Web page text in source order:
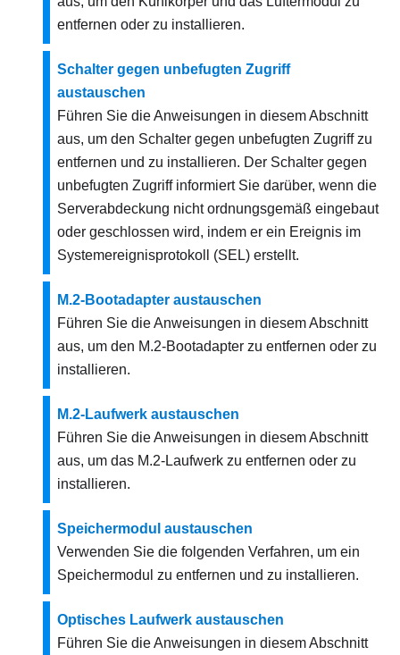
entfernen oder zu installieren.
Schalter gegen unbefugten Zugriff
austauschen
Führen Sie die Anweisungen in diesem Abschnitt
aus, um den Schalter gegen unbefugten Zugriff zu
entfernen und zu installieren. Der Schalter gegen
unbefugten Zugriff informiert Sie darüber, wenn die
Serverabdeckung nicht ordnungsgemäß eingebaut
oder geschlossen wird, indem er ein Ereignis im
Systemereignisprotokoll (SEL) erstellt.
M.2-Bootadapter austauschen
Führen Sie die Anweisungen in diesem Abschnitt
aus, um den M.2-Bootadapter zu entfernen oder zu
installieren.
M.2-Laufwerk austauschen
Führen Sie die Anweisungen in diesem Abschnitt
aus, um das M.2-Laufwerk zu entfernen oder zu
installieren.
Speichermodul austauschen
Verwenden Sie die folgenden Verfahren, um ein
Speichermodul zu entfernen und zu installieren.
Optisches Laufwerk austauschen
Führen Sie die Anweisungen in diesem Abschnitt